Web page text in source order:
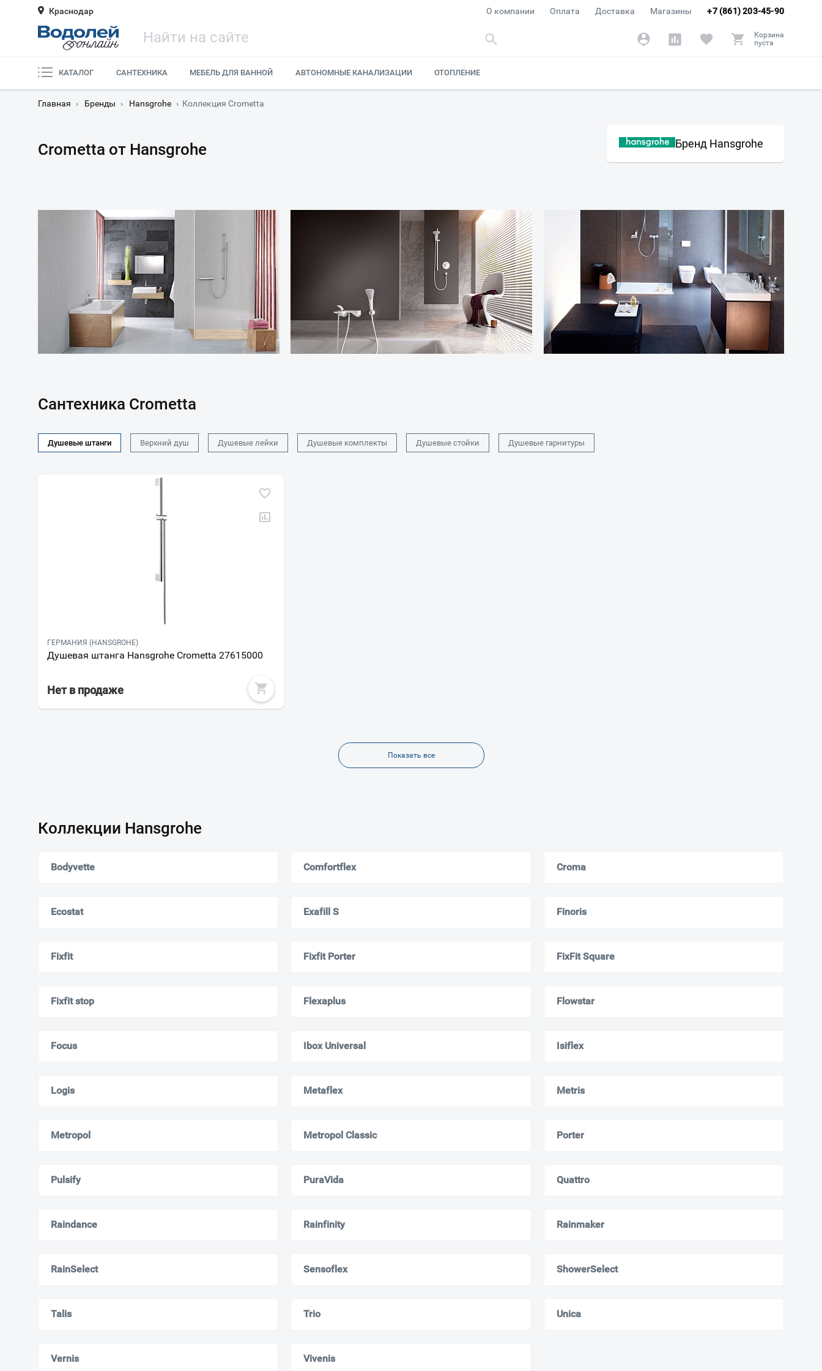
Краснодар +7 (861) 203-45-90
О компании Оплата Доставка Магазины
Корзина
пуста
КАТАЛОГ САНТЕХНИКА МЕБЕЛЬ ДЛЯ ВАННОЙ АВТОНОМНЫЕ КАНАЛИЗАЦИИ ОТОПЛЕНИЕ
Главная › Бренды › Hansgrohe › Коллекция Crometta
Crometta от Hansgrohe Бренд Hansgrohe
Сантехника Crometta
Душевые штанги Верхний душ Душевые лейки Душевые комплекты Душевые стойки Душевые гарнитуры
ГЕРМАНИЯ (HANSGROHE)
Душевая штанга Hansgrohe Crometta 27615000
Нет в продаже
Показать все
Коллекции Hansgrohe
Bodyvette Comfortflex Croma
Ecostat Exafill S Finoris
Fixfit Fixfit Porter FixFit Square
Fixfit stop Flexaplus Flowstar
Focus Ibox Universal Isiflex
Logis Metaflex Metris
Metropol Metropol Classic Porter
Pulsify PuraVida Quattro
Raindance Rainfinity Rainmaker
RainSelect Sensoflex ShowerSelect
Talis Trio Unica
Vernis Vivenis